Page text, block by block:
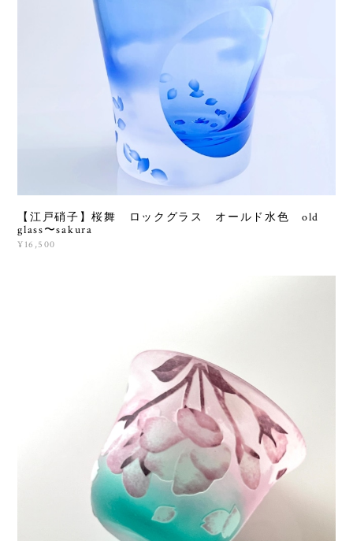
【江戸硝子】桜舞 ロックグラス オールド水色 old
glass〜sakura
¥16,500